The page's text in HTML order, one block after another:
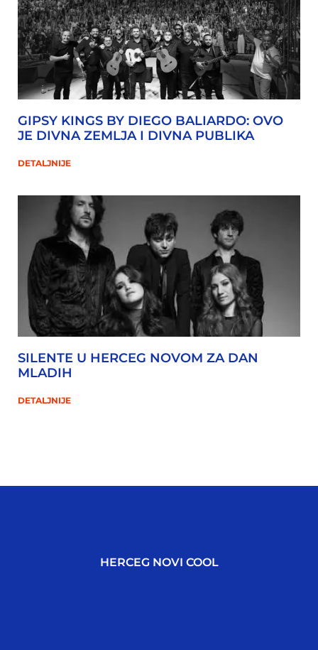
GIPSY KINGS BY DIEGO BALIARDO: OVO
JE DIVNA ZEMLJA I DIVNA PUBLIKA
DETALJNIJE
SILENTE U HERCEG NOVOM ZA DAN
MLADIH
DETALJNIJE
HERCEG NOVI COOL